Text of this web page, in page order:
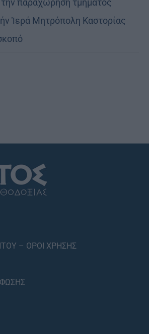
τήν παραχώρηση τμήματος
Ἱερά Μητρόπολη Καστορίας
– ΟΡΟΙ ΧΡΗΣΗΣ